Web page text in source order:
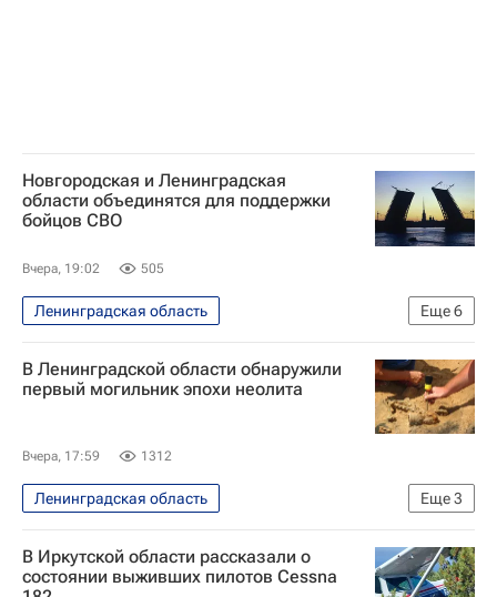
Новгородская и Ленинградская
области объединятся для поддержки
бойцов СВО
Вчера, 19:02 505
Еще6
Ленинградская область
Специальная военная операция на Украине
Общество
Новгородская область
Анастасия Толмачева (певица)
Александра Дронова
В Ленинградской области обнаружили
первый могильник эпохи неолита
Вчера, 17:59 1312
Еще3
Ленинградская область
Российская академия наук
Наука
Наука
В Иркутской области рассказали о
состоянии выживших пилотов Cessna